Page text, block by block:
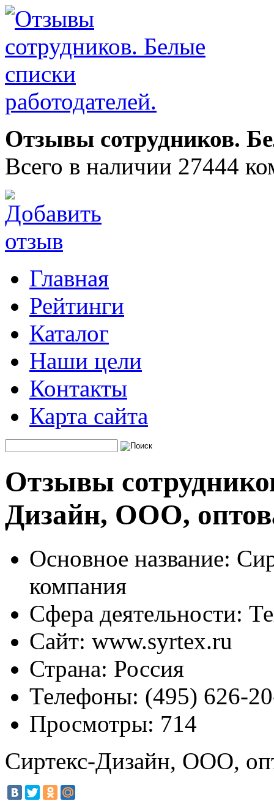
Отзывы сотрудников.
Всего в наличии 27444
Главная
Рейтинги
Каталог
Наши цели
Контакты
Карта сайта
Отзывы
Дизайн, ООО,
Основное название:
компания
Сфера деятельности:
Сайт: www.syrtex.ru
Страна: Россия
Телефоны: (495) 626-
Просмотры: 714
Сиртекс-Дизайн, ООО,